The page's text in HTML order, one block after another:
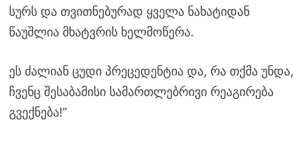
სურს და თვითნებურად ყველა ნახატიდან
წაუშლია მხატვრის ხელმოწერა.
ეს ძალიან ცუდი პრეცედენტია და, რა თქმა უნდა,
ჩვენც შესაბამისი სამართლებრივი რეაგირება
გვექნება!”